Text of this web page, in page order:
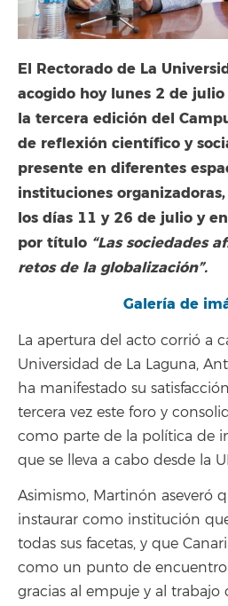
El Rectorado de La
acogido hoy lunes 2 de
la tercera edición del
de reflexión científico y
presente en diferentes
instituciones
los días 11 y 26 de julio y
por título “Las sociedades
retos de la globalización”.
Galería de
La apertura del acto corrió a
Universidad de La Laguna,
ha manifestado su
tercera vez este foro y
como parte de la política de
que se lleva a cabo desde la
Asimismo, Martinón aseveró
instaurar como institución
todas sus facetas, y que
como un punto de
gracias al empuje y al trabajo